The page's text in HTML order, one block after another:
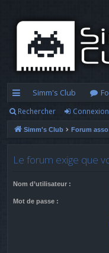
cc
ès
Simm's Club
Rechercher Connexion
Simm's Club Forum
Le forum exige que
Nom d’utilisateur :
Mot de passe :